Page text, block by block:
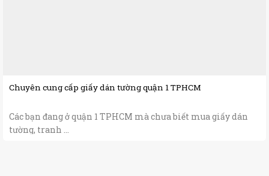
Chuyên cung cấp giấy dán tường quận 1 TPHCM
Các bạn đang ở quận 1 TPHCM mà chưa biết mua giấy dán
tường, tranh ...